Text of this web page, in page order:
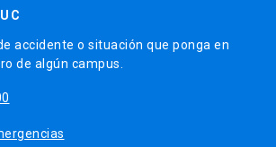
accidente o situación que ponga en
de algún campus.